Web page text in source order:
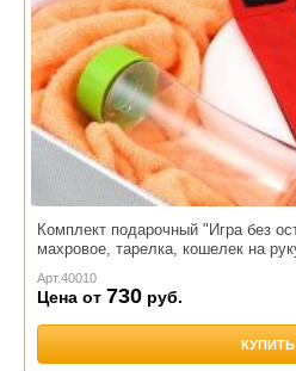
Комплект подарочный "Игра без
махровое, тарелка, кошелек на
Арт.40010
Цена от 730 руб.
КУПИТЬ